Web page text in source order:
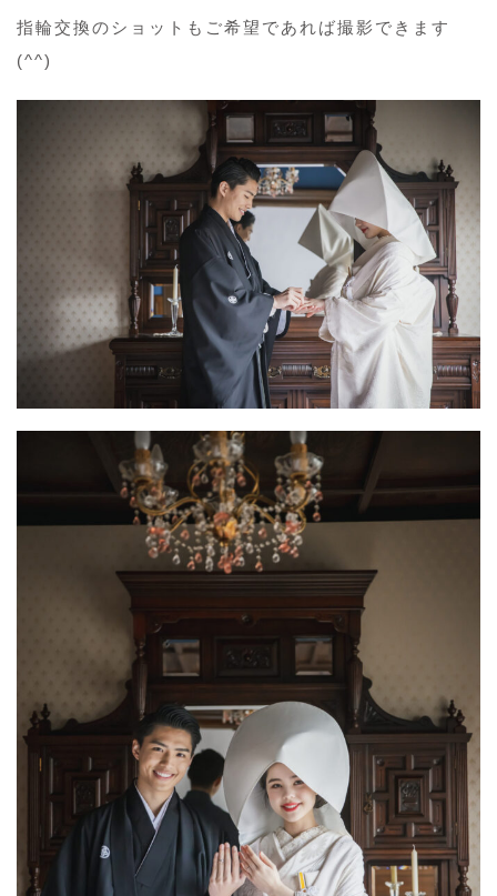
指輪交換のショットもご希望であれば撮影できます
(^^)